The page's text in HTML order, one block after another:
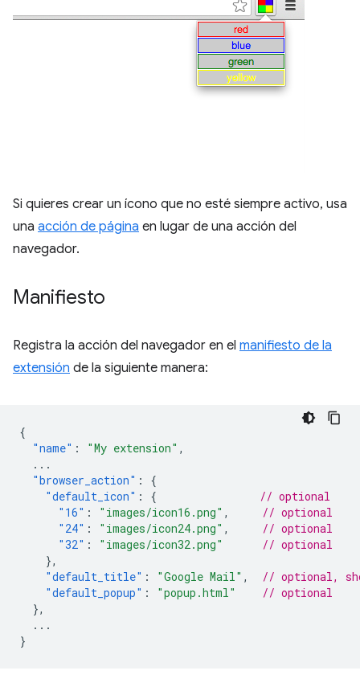
Si quieres crear un ícono que no esté siempre activo, usa
una acción de página en lugar de una acción del
navegador.
Manifiesto
Registra la acción del navegador en el manifiesto de la
extensión de la siguiente manera:
{
"name" : "My extension" ,
...
"browser_action" :
{
"default_icon" : {
// optional
"16" : "images/icon16.png" ,
// optional
"24" : "images/icon24.png" ,
// optional
"32" : "images/icon32.png"
// optional
},
"default_title" : "Google Mail" ,
// optional,
"default_popup" : "popup.html"
// optional
},
...
}